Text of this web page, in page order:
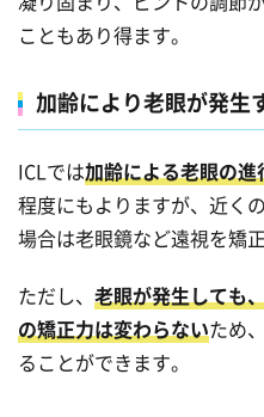
こともあり得ます。
加齢により老眼が発生
ICLでは加齢による老眼の
程度にもよりますが、近く
場合は老眼鏡など遠視を矯
ただし、 老眼が発生しても
の矯正力は変わらないため
ることができます。